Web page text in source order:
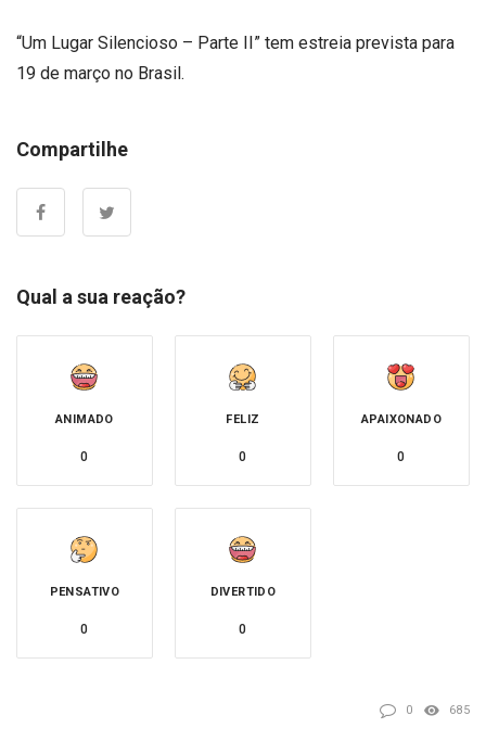
“Um Lugar Silencioso – Parte II” tem estreia prevista para
19 de março no Brasil.
Compartilhe
Qual a sua reação?
ANIMADO
0
FELIZ
0
APAIXONADO
0
PENSATIVO
0
DIVERTIDO
0
0 685